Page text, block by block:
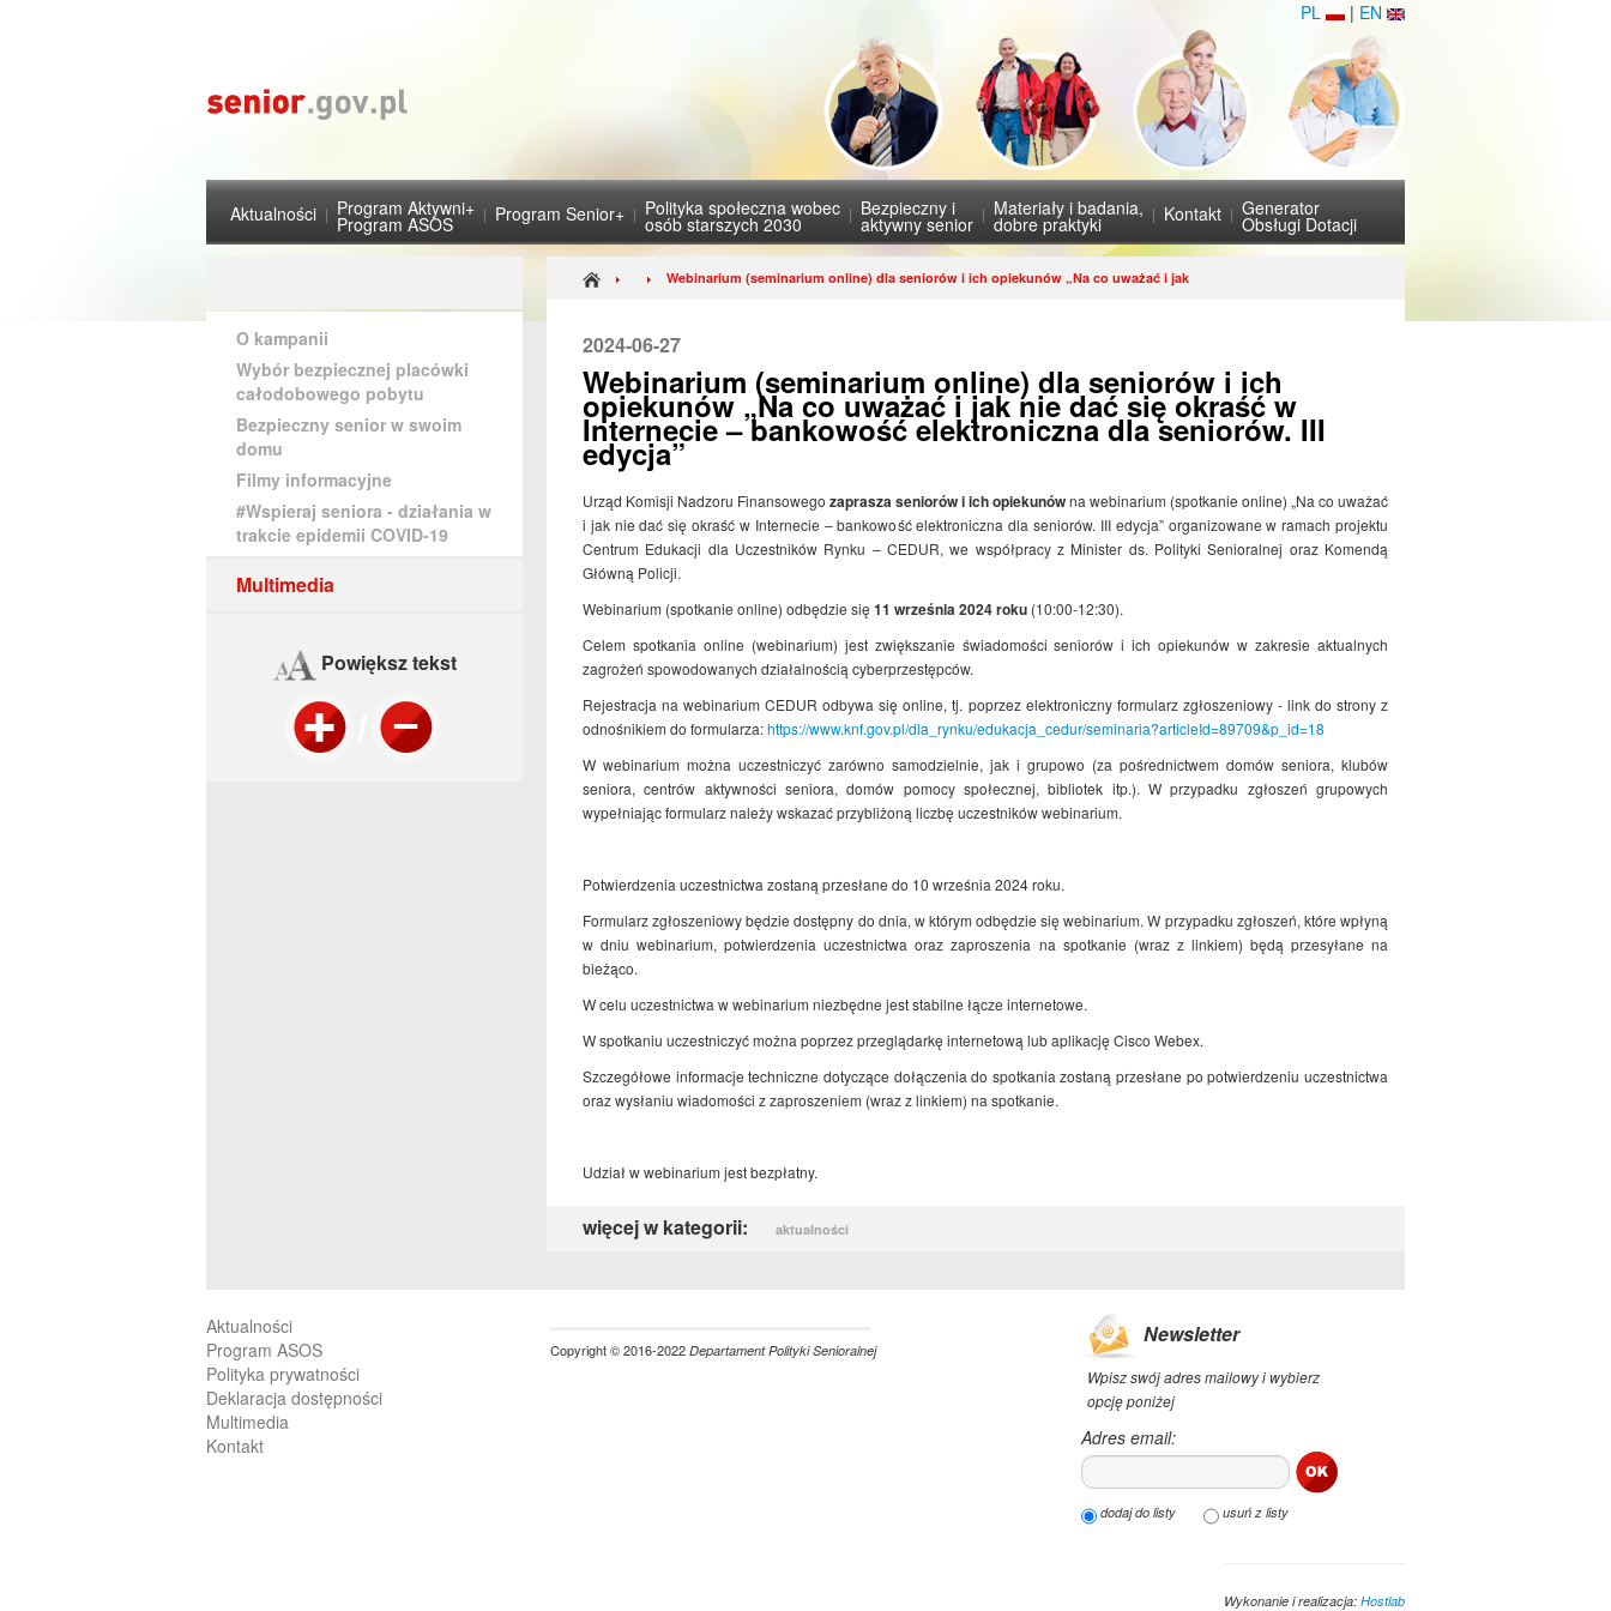
PL | EN
Aktualności Program Aktywni+
Program ASOS Program Senior+ Polityka społeczna wobec
osób starszych 2030
Bezpieczny i
aktywny senior
Materiały i badania,
dobre praktyki Kontakt Generator
Obsługi Dotacji
O kampanii
Wybór bezpiecznej placówki
całodobowego pobytu
Bezpieczny senior w swoim
domu
Filmy informacyjne
#Wspieraj seniora - działania w
trakcie epidemii COVID-19
Multimedia
Powiększ tekst
Webinarium (seminarium online) dla seniorów i ich opiekunów „Na co uważać i jak
2024-06-27
Webinarium (seminarium online) dla seniorów i ich
opiekunów „Na co uważać i jak nie dać się okraść w
Internecie – bankowość elektroniczna dla seniorów. III
edycja”
Urząd Komisji Nadzoru Finansowego zaprasza seniorów i ich opiekunówna webinarium (spotkanie online) „Na co uważać
i jak nie dać się okraść w Internecie – bankowość elektroniczna dla seniorów. III edycja” organizowane w ramach projektu
Centrum Edukacji dla Uczestników Rynku – CEDUR, we współpracy z Minister ds. Polityki Senioralnej oraz Komendą
Główną Policji.
Webinarium (spotkanie online) odbędzie się 11 września 2024 roku (10:00-12:30).
Celem spotkania online (webinarium) jest zwiększanie świadomości seniorów i ich opiekunów w zakresie aktualnych
zagrożeń spowodowanych działalnością cyberprzestępców.
Rejestracja na webinarium CEDUR odbywa się online, tj. poprzez elektroniczny formularz zgłoszeniowy - link do strony z
odnośnikiem do formularza:https://www.knf.gov.pl/dla_rynku/edukacja_cedur/seminaria?articleId=89709&p_id=18
W webinarium można uczestniczyć zarówno samodzielnie, jak i grupowo (za pośrednictwem domów seniora, klubów
seniora, centrów aktywności seniora, domów pomocy społecznej, bibliotek itp.). W przypadku zgłoszeń grupowych
wypełniając formularz należy wskazać przybliżoną liczbę uczestników webinarium.
Potwierdzenia uczestnictwa zostaną przesłane do 10 września 2024 roku.
Formularz zgłoszeniowy będzie dostępny do dnia, w którym odbędzie się webinarium. W przypadku zgłoszeń, które wpłyną
w dniu webinarium, potwierdzenia uczestnictwa oraz zaproszenia na spotkanie (wraz z linkiem) będą przesyłane na
bieżąco.
W celu uczestnictwa w webinarium niezbędne jest stabilne łącze internetowe.
W spotkaniu uczestniczyć można poprzez przeglądarkę internetową lub aplikację Cisco Webex.
Szczegółowe informacje techniczne dotyczące dołączenia do spotkania zostaną przesłane po potwierdzeniu uczestnictwa
oraz wysłaniu wiadomości z zaproszeniem (wraz z linkiem) na spotkanie.
Udział w webinarium jest bezpłatny.
więcej w kategorii: aktualności
Aktualności
Program ASOS
Polityka prywatności
Deklaracja dostępności
Multimedia
Kontakt
Copyright © 2016-2022 Departament Polityki Senioralnej
Newsletter
Wpisz swój adres mailowy i wybierz
opcję poniżej
Adres email:
dodaj do listy usuń z listy
Wykonanie i realizacja: Hostlab